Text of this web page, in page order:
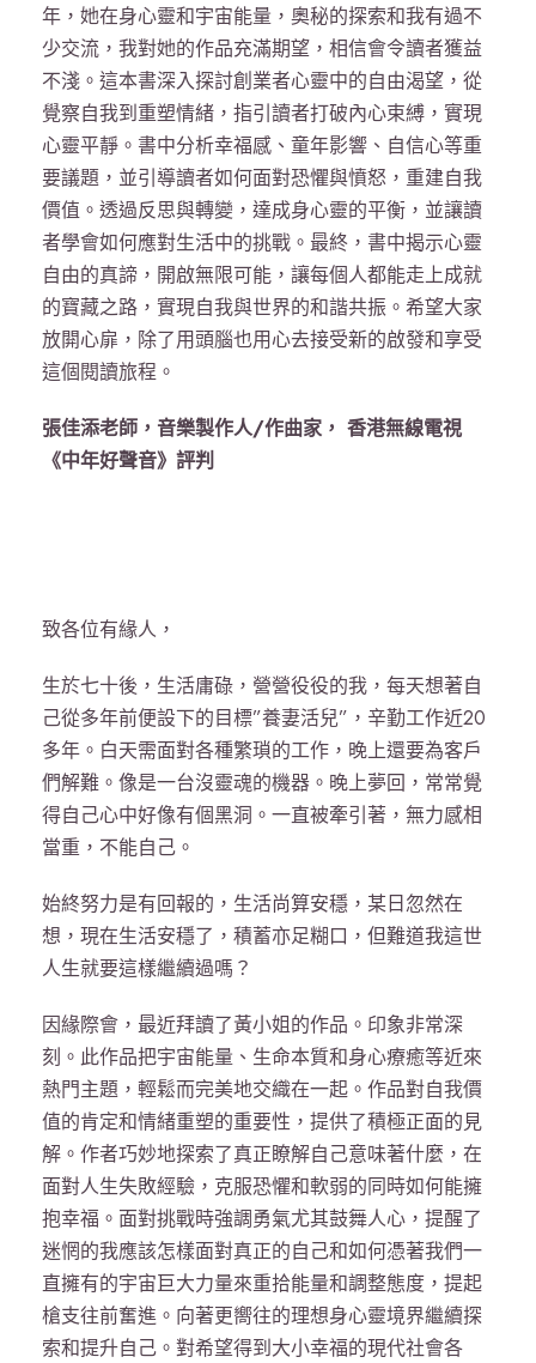
年，她在身心靈和宇宙能量，奧秘的探索和我有過不
少交流，我對她的作品充滿期望，相信會令讀者獲益
不淺。這本書深入探討創業者心靈中的自由渴望，從
覺察自我到重塑情緒，指引讀者打破內心束縛，實現
心靈平靜。書中分析幸福感、童年影響、自信心等重
要議題，並引導讀者如何面對恐懼與憤怒，重建自我
價值。透過反思與轉變，達成身心靈的平衡，並讓讀
者學會如何應對生活中的挑戰。最終，書中揭示心靈
自由的真諦，開啟無限可能，讓每個人都能走上成就
的寶藏之路，實現自我與世界的和諧共振。希望大家
放閞心扉，除了用頭腦也用心去接受新的啟發和享受
這個閱讀旅程。
張佳添老師，音樂製作人/作曲家， 香港無線電視
《中年好聲音》評判
致各位有緣人，
生於七十後，生活庸碌，營營役役的我，每天想著自
己從多年前便設下的目標”養妻活兒”，辛勤工作近20
多年。白天需面對各種繁瑣的工作，晚上還要為客戶
們解難。像是一台沒靈魂的機器。晚上夢回，常常覺
得自己心中好像有個黑洞。一直被牽引著，無力感相
當重，不能自己。
始終努力是有回報的，生活尚算安穩，某日忽然在
想，現在生活安穩了，積蓄亦足糊口，但難道我這世
人生就要這樣繼續過嗎？
因緣際會，最近拜讀了黃小姐的作品。印象非常深
刻。此作品把宇宙能量、生命本質和身心療癒等近來
熱門主題，輕鬆而完美地交織在一起。作品對自我價
值的肯定和情緒重塑的重要性，提供了積極正面的見
解。作者巧妙地探索了真正瞭解自己意味著什麼，在
面對人生失敗經驗，克服恐懼和軟弱的同時如何能擁
抱幸福。面對挑戰時強調勇氣尤其鼓舞人心，提醒了
迷惘的我應該怎樣面對真正的自己和如何憑著我們一
直擁有的宇宙巨大力量來重拾能量和調整態度，提起
槍支往前奮進。向著更嚮往的理想身心靈境界繼續探
索和提升自己。對希望得到大小幸福的現代社會各